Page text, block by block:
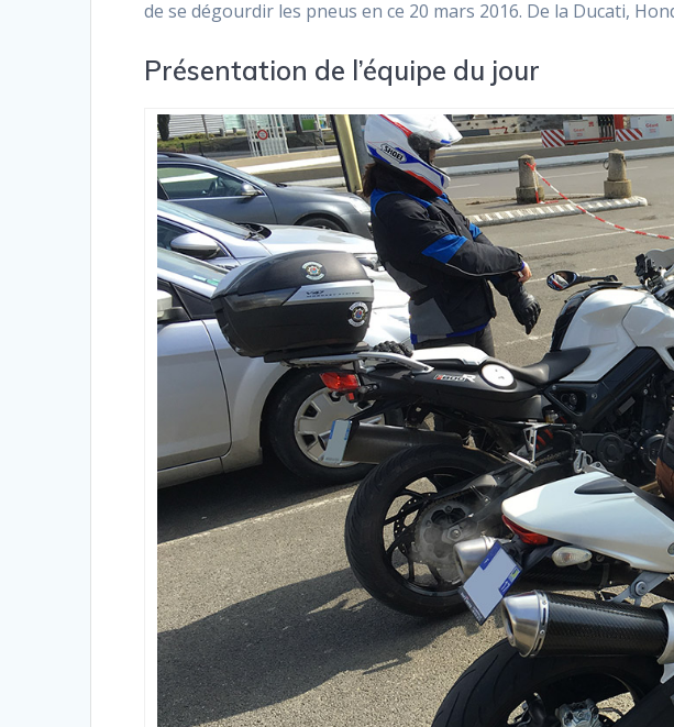
de se dégourdir les pneus en ce 20 mars 2016. De la Ducati,
Présentation de l’équipe du jour